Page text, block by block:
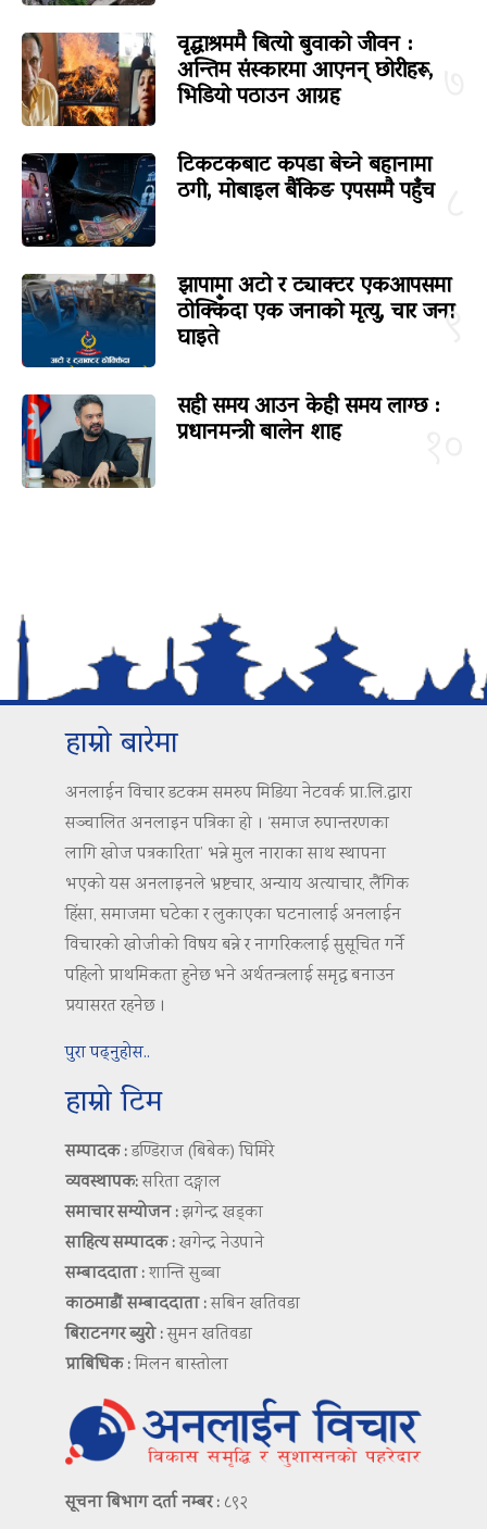
वृद्धाश्रममै बित्यो बुवाको जीवन :
अन्तिम संस्कारमा आएनन् छोरीहरू,
भिडियो पठाउन आग्रह
टिकटकबाट कपडा बेच्ने बहानामा
ठगी, मोबाइल बैंकिङ एपसम्मै पहुँच
९
झापामा अटो र ट्याक्टर एकआपसमा
ठोक्किँदा एक जनाको मृत्यु, चार जना
घाइते
सही समय आउन केही समय लाग्छ :
प्रधानमन्त्री बालेन शाह
हाम्रो बारेमा
अनलाईन विचार डटकम समरुप मिडिया नेटवर्क प्रा.लि.द्वारा
सञ्चालित अनलाइन पत्रिका हो । ‘समाज रुपान्तरणका
लागि खोज पत्रकारिता’ भन्ने मुल नाराका साथ स्थापना
भएको यस अनलाइनले भ्रष्टचार, अन्याय अत्याचार, लैंगिक
हिंसा, समाजमा घटेका र लुकाएका घटनालाई अनलाईन
विचारको खोजीको विषय बन्ने र नागरिकलाई सुसूचित गर्ने
पहिलो प्राथमिकता हुनेछ भने अर्थतन्त्रलाई समृद्ध बनाउन
प्रयासरत रहनेछ ।
पुरा पढ्नुहोस..
हाम्रो टिम
सम्पादक :डण्डिराज (बिबेक) घिमिरे
व्यवस्थापक:सरिता दङ्गाल
समाचार सम्योजन :झगेन्द्र खड्का
साहित्य सम्पादक :खगेन्द्र नेउपाने
सम्बाददाता :शान्ति सुब्बा
काठमाडौं सम्बाददाता :सबिन खतिवडा
बिराटनगर ब्युरो :सुमन खतिवडा
प्राबिधिक :मिलन बास्तोला
सूचना बिभाग दर्ता नम्बर : ८९२